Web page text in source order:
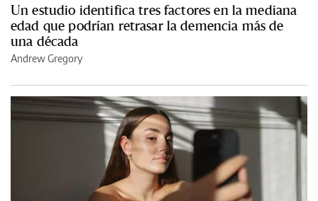
Un estudio identifica tres factores en la mediana
edad que podrían retrasar la demencia más de
una década
Andrew Gregory